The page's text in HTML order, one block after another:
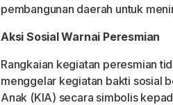
pembangunan daerah untuk
Aksi Sosial Warnai Peresmian
Rangkaian kegiatan peresmian
menggelar kegiatan bakti sosial
Anak (KIA) secara simbolis